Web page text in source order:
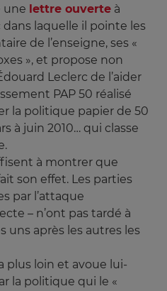
une lettre ouverte à
laquelle il pointe les
de l’enseigne, ses «
», et propose non
Leclerc de l’aider
PAP 50 réalisé
la politique papier de 50
à juin 2010… qui classe
à montrer que
son effet. Les parties
par l’attaque
– n’ont pas tardé à
uns après les autres les
plus loin et avoue lui-
la politique qui le «